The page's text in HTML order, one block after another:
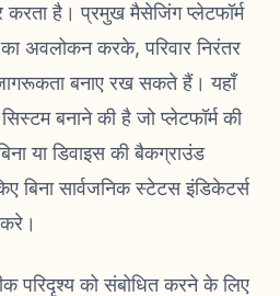
करता है। प्रमुख मैसेजिंग प्लेटफॉर्म
अवलोकन करके, परिवार निरंतर
जागरूकता बनाए रख सकते हैं। यहाँ
बनाने की है जो प्लेटफॉर्म की
या डिवाइस की बैकग्राउंड
बिना सार्वजनिक स्टेटस इंडिकेटर्स
परिदृश्य को संबोधित करने के लिए